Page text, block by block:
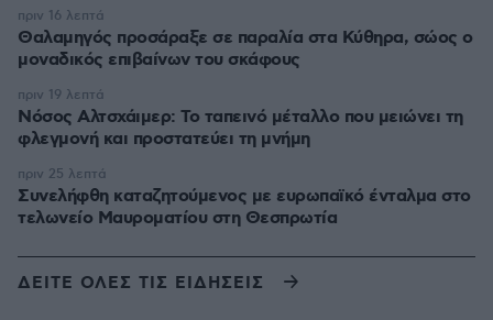
Θαλαμηγός προσάραξε σε παραλία στα Κύθηρα, σώος ο
μοναδικός επιβαίνων του σκάφους
πριν 16 λεπτά
Νόσος Αλτσχάιμερ: Το ταπεινό μέταλλο που μειώνει τη
φλεγμονή και προστατεύει τη μνήμη
πριν 19 λεπτά
Συνελήφθη καταζητούμενος με ευρωπαϊκό ένταλμα στο
τελωνείο Μαυροματίου στη Θεσπρωτία
πριν 25 λεπτά
ΔΕΙΤΕ ΟΛΕΣ ΤΙΣ ΕΙΔΗΣΕΙΣ